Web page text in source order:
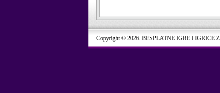
Copyright © 2026. BESPLATNE IGRE I IGRICE